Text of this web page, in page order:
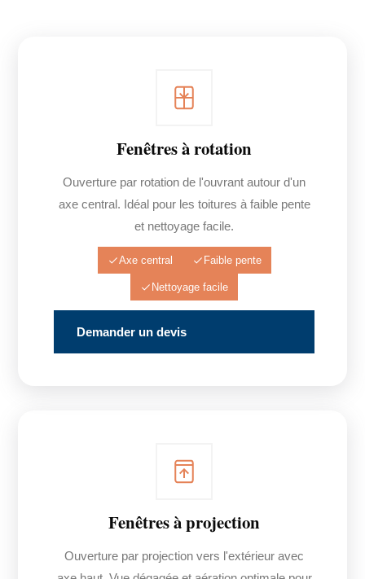
Fenêtres à rotation
Ouverture par rotation de l'ouvrant autour d'un
axe central. Idéal pour les toitures à faible pente
et nettoyage facile.
Axe central Faible pente
Nettoyage facile
Demander un devis
Fenêtres à projection
Ouverture par projection vers l'extérieur avec